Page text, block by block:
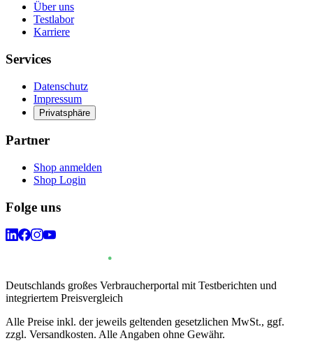
Über uns
Testlabor
Karriere
Services
Datenschutz
Impressum
Privatsphäre
Partner
Shop anmelden
Shop Login
Folge uns
Deutschlands großes Verbraucherportal mit Testberichten und
integriertem Preisvergleich
Alle Preise inkl. der jeweils geltenden gesetzlichen MwSt., ggf.
zzgl. Versandkosten. Alle Angaben ohne Gewähr.